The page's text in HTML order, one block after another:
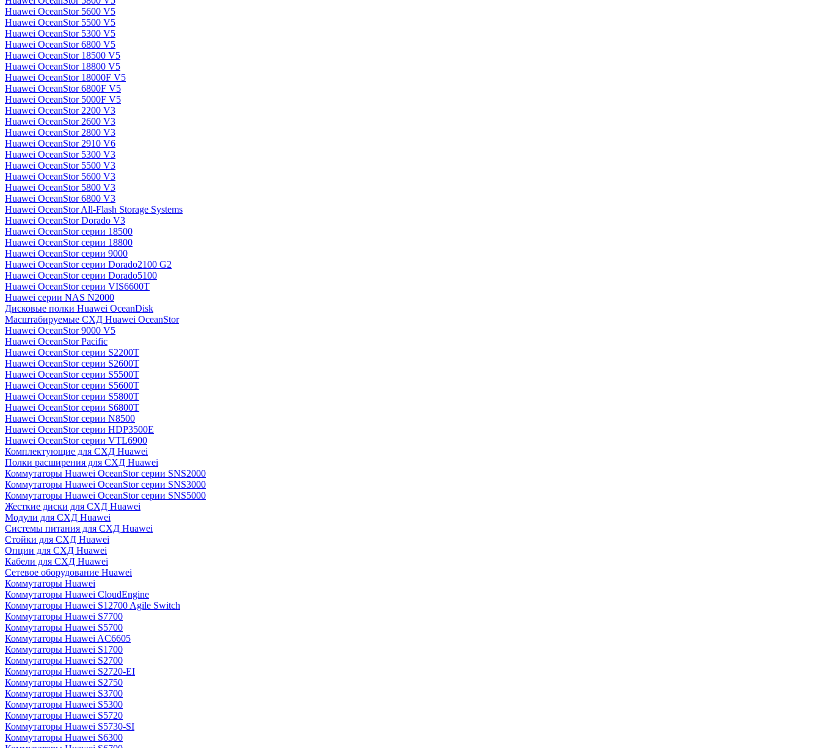
Huawei OceanStor 5600 V5
Huawei OceanStor 5500 V5
Huawei OceanStor 5300 V5
Huawei OceanStor 6800 V5
Huawei OceanStor 18500 V5
Huawei OceanStor 18800 V5
Huawei OceanStor 18000F V5
Huawei OceanStor 6800F V5
Huawei OceanStor 5000F V5
Huawei OceanStor 2200 V3
Huawei OceanStor 2600 V3
Huawei OceanStor 2800 V3
Huawei OceanStor 2910 V6
Huawei OceanStor 5300 V3
Huawei OceanStor 5500 V3
Huawei OceanStor 5600 V3
Huawei OceanStor 5800 V3
Huawei OceanStor 6800 V3
Huawei OceanStor All-Flash Storage Systems
Huawei OceanStor Dorado V3
Huawei OceanStor серии 18500
Huawei OceanStor серии 18800
Huawei OceanStor серии 9000
Huawei OceanStor серии Dorado2100 G2
Huawei OceanStor серии Dorado5100
Huawei OceanStor серии VIS6600T
Huawei серии NAS N2000
Дисковые полки Huawei OceanDisk
Масштабируемые СХД Huawei OceanStor
Huawei OceanStor 9000 V5
Huawei OceanStor Pacific
Huawei OceanStor серии S2200T
Huawei OceanStor серии S2600T
Huawei OceanStor серии S5500T
Huawei OceanStor серии S5600T
Huawei OceanStor серии S5800T
Huawei OceanStor серии S6800T
Huawei OceanStor серии N8500
Huawei OceanStor серии HDP3500E
Huawei OceanStor серии VTL6900
Комплектующие для СХД Huawei
Полки расширения для СХД Huawei
Коммутаторы Huawei OceanStor серии SNS2000
Коммутаторы Huawei OceanStor серии SNS3000
Коммутаторы Huawei OceanStor серии SNS5000
Жесткие диски для СХД Huawei
Модули для СХД Huawei
Системы питания для СХД Huawei
Стойки для СХД Huawei
Опции для СХД Huawei
Кабели для СХД Huawei
Сетевое оборудование Huawei
Коммутаторы Huawei
Коммутаторы Huawei CloudEngine
Коммутаторы Huawei S12700 Agile Switch
Коммутаторы Huawei S7700
Коммутаторы Huawei S5700
Коммутаторы Huawei AC6605
Коммутаторы Huawei S1700
Коммутаторы Huawei S2700
Коммутаторы Huawei S2720-EI
Коммутаторы Huawei S2750
Коммутаторы Huawei S3700
Коммутаторы Huawei S5300
Коммутаторы Huawei S5720
Коммутаторы Huawei S5730-SI
Коммутаторы Huawei S6300